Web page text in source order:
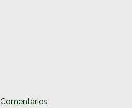
Comentários